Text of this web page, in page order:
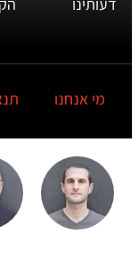
מי אנחנו